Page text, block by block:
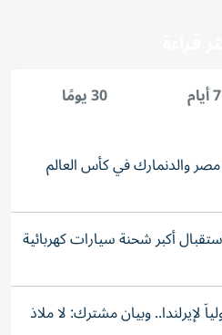
7 أيام 30 يومًا
والدنمارك في كأس العالم
أكبر شحنة سيارات كهربائية
لإيرلندا.. وبيان مشترك: لا ملاذ